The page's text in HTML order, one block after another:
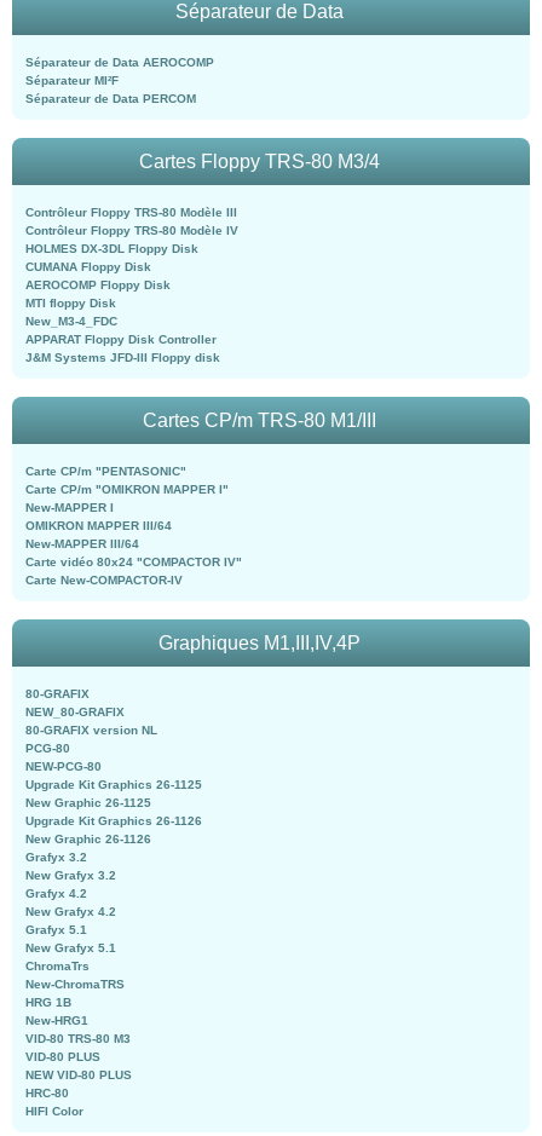
Séparateur de Data
Séparateur de Data AEROCOMP
Séparateur MI²F
Séparateur de Data PERCOM
Cartes Floppy TRS-80 M3/4
Contrôleur Floppy TRS-80 Modèle III
Contrôleur Floppy TRS-80 Modèle IV
HOLMES DX-3DL Floppy Disk
CUMANA Floppy Disk
AEROCOMP Floppy Disk
MTI floppy Disk
New_M3-4_FDC
APPARAT Floppy Disk Controller
J&M Systems JFD-III Floppy disk
Cartes CP/m TRS-80 M1/III
Carte CP/m "PENTASONIC"
Carte CP/m "OMIKRON MAPPER I"
New-MAPPER I
OMIKRON MAPPER III/64
New-MAPPER III/64
Carte vidéo 80x24 "COMPACTOR IV"
Carte New-COMPACTOR-IV
Graphiques M1,III,IV,4P
80-GRAFIX
NEW_80-GRAFIX
80-GRAFIX version NL
PCG-80
NEW-PCG-80
Upgrade Kit Graphics 26-1125
New Graphic 26-1125
Upgrade Kit Graphics 26-1126
New Graphic 26-1126
Grafyx 3.2
New Grafyx 3.2
Grafyx 4.2
New Grafyx 4.2
Grafyx 5.1
New Grafyx 5.1
ChromaTrs
New-ChromaTRS
HRG 1B
New-HRG1
VID-80 TRS-80 M3
VID-80 PLUS
NEW VID-80 PLUS
HRC-80
HIFI Color